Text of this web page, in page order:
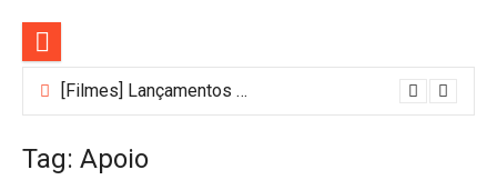
conteúdo
[Filmes] Lançamentos de agosto no Adrenalina Pura+ trazem ação e suspense
Tag: Apoio